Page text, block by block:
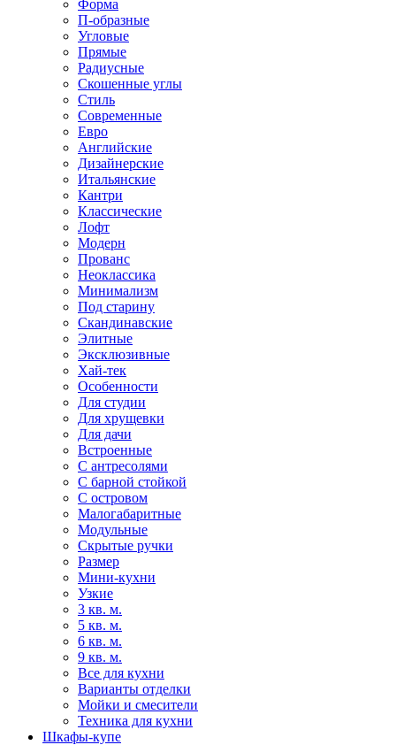
Форма
П-образные
Угловые
Прямые
Радиусные
Скошенные углы
Стиль
Современные
Евро
Английские
Дизайнерские
Итальянские
Кантри
Классические
Лофт
Модерн
Прованс
Неоклассика
Минимализм
Под старину
Скандинавские
Элитные
Эксклюзивные
Хай-тек
Особенности
Для студии
Для хрущевки
Для дачи
Встроенные
С антресолями
С барной стойкой
С островом
Малогабаритные
Модульные
Скрытые ручки
Размер
Мини-кухни
Узкие
3 кв. м.
5 кв. м.
6 кв. м.
9 кв. м.
Все для кухни
Варианты отделки
Мойки и смесители
Техника для кухни
Шкафы-купе